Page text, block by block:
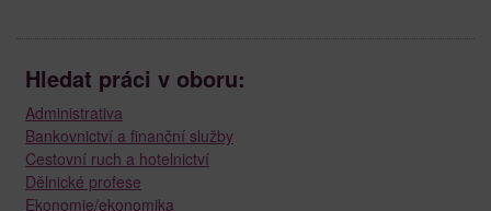
Hledat práci v oboru:
Administrativa
Bankovnictví a finanční služby
Cestovní ruch a hotelnictví
Dělnické profese
Ekonomie/ekonomika